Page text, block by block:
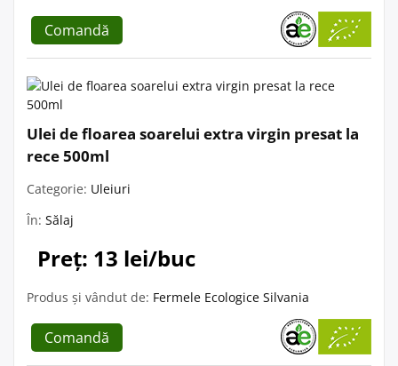
Comandă
Ulei de floarea soarelui extra virgin presat la
rece 500ml
Categorie: Uleiuri
În: Sălaj
Preț: 13 lei/buc
Produs și vândut de: Fermele Ecologice Silvania
Comandă